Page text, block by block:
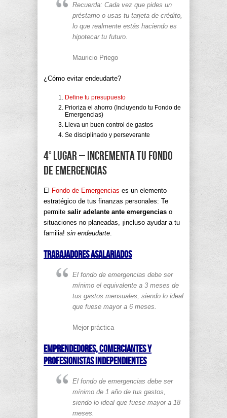
Recuerda: Cada vez que pides un
préstamo o usas tu tarjeta de crédito,
lo que realmente estás haciendo es
hipotecar tu futuro.
Mauricio Priego
¿Cómo evitar endeudarte?
Define tu presupuesto
Prioriza el ahorro (Incluyendo tu Fondo de
Emergencias)
Lleva un buen control de gastos
Se disciplinado y perseverante
4° lugar – Incrementa tu Fondo
de Emergencias
El Fondo de Emergencias es un elemento
estratégico de tus finanzas personales: Te
permite salir adelante ante emergencias o
situaciones no planeadas, ¡incluso ayudar a tu
familia! sin endeudarte
Trabajadores asalariados
El fondo de emergencias debe ser
mínimo el equivalente a 3 meses de
tus gastos mensuales, siendo lo ideal
que fuese mayor a 6 meses.
Mejor práctica
Emprendedores, comerciantes y
profesionistas independientes
El fondo de emergencias debe ser
mínimo de 1 año de tus gastos,
siendo lo ideal que fuese mayor a 18
meses.